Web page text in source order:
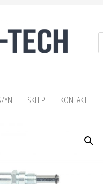
SKLEP KONTAKT